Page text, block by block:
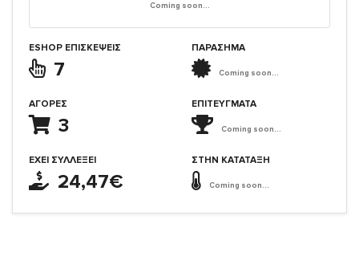
Coming soon...
ESHOP ΕΠΙΣΚΈΨΕΙΣ
7
ΑΓΟΡΈΣ
3
ΈΧΕΙ ΣΥΛΛΈΞΕΙ
24,47€
ΠΑΡΑΣΗΜΑ
Coming soon...
ΕΠΙΤΕΎΓΜΑΤΑ
Coming soon...
ΣΤΗΝ ΚΑΤΆΤΑΞΗ
Coming soon...